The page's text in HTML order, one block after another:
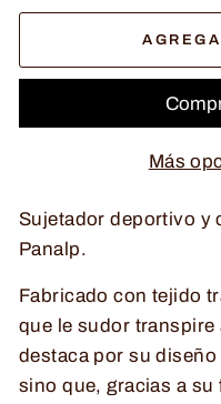
Más
Sujetador deportivo y
Panalp.
Fabricado con tejido
que le sudor
destaca por su
sino que, gracias a